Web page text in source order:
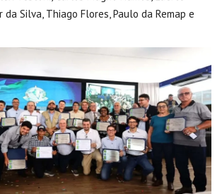
da Silva, Thiago Flores, Paulo da Remap e